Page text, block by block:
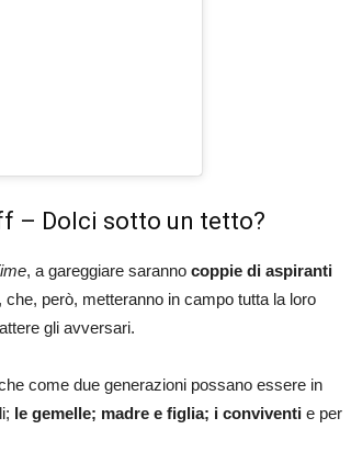
– Dolci sotto un tetto?
, a gareggiare saranno coppie di aspiranti
, che, però, metteranno in campo tutta la loro
gli avversari.
come due generazioni possano essere in
le gemelle; madre e figlia; i conviventi e per